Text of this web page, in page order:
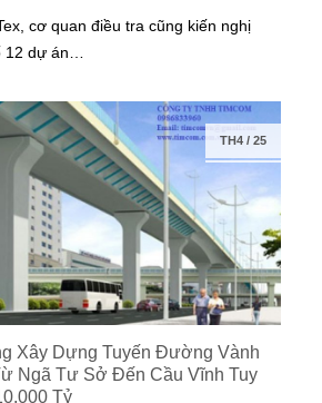
cơ quan điều tra cũng kiến nghị
12 dự án…
TH4/ 25
Xây Dựng Tuyến Đường Vành
Ngã Tư Sở Đến Cầu Vĩnh Tuy
Tỷ